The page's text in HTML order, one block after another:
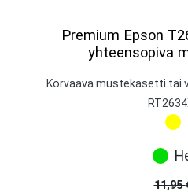
Premium Epson
yhteensopiva
Korvaava mustekasetti tai
11,95